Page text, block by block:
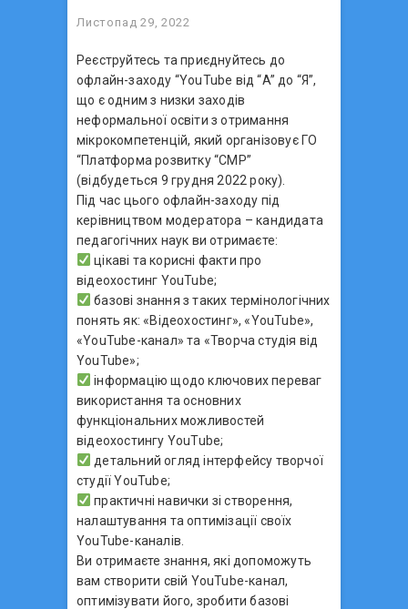
Листопад 29, 2022
Реєструйтесь та приєднуйтесь до
офлайн-заходу “YouTube від “A” до “Я”,
що є одним з низки заходів
неформальної освіти з отримання
мікрокомпетенцій, який організовує ГО
“Платформа розвитку “СМР”
(відбудеться 9 грудня 2022 року).
Під час цього офлайн-заходу під
керівництвом модератора – кандидата
педагогічних наук ви отримаєте:
цікаві та корисні факти про
відеохостинг YouTube;
базові знання з таких термінологічних
понять як: «Відеохостинг», «YouTube»,
«YouTube-канал» та «Творча студія від
YouTube»;
інформацію щодо ключових переваг
використання та основних
функціональних можливостей
відеохостингу YouTube;
детальний огляд інтерфейсу творчої
студії YouTube;
практичні навички зі створення,
налаштування та оптимізації своїх
YouTube-каналів.
Ви отримаєте знання, які допоможуть
вам створити свій YouTube-канал,
оптимізувати його, зробити базові